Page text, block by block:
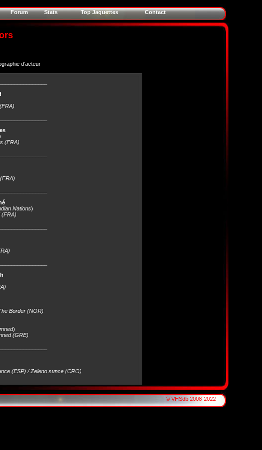
Forum Stats Top Jaquettes Contact
d'acteur
(FRA)
Nations)
(FRA)
Border (NOR)
)
(GRE)
(ESP) / Zeleno sunce (CRO)
(FRA)
© VHSdb 2008-2022